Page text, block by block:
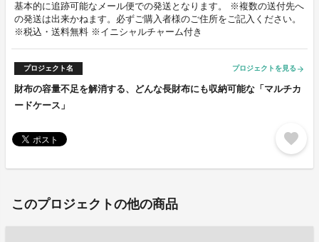
基本的に追跡可能なメール便での発送となります。 ※複数の送付先へ
の発送は出来かねます。必ずご購入者様のご住所をご記入ください。
※税込・送料無料 ※イニシャルチャーム付き
プロジェクト名 プロジェクトを見る arrow_forward
財布の容量不足を解消する、どんな長財布にも収納可能な「マルチカ
ードケース」
favorite
このプロジェクトの他の商品